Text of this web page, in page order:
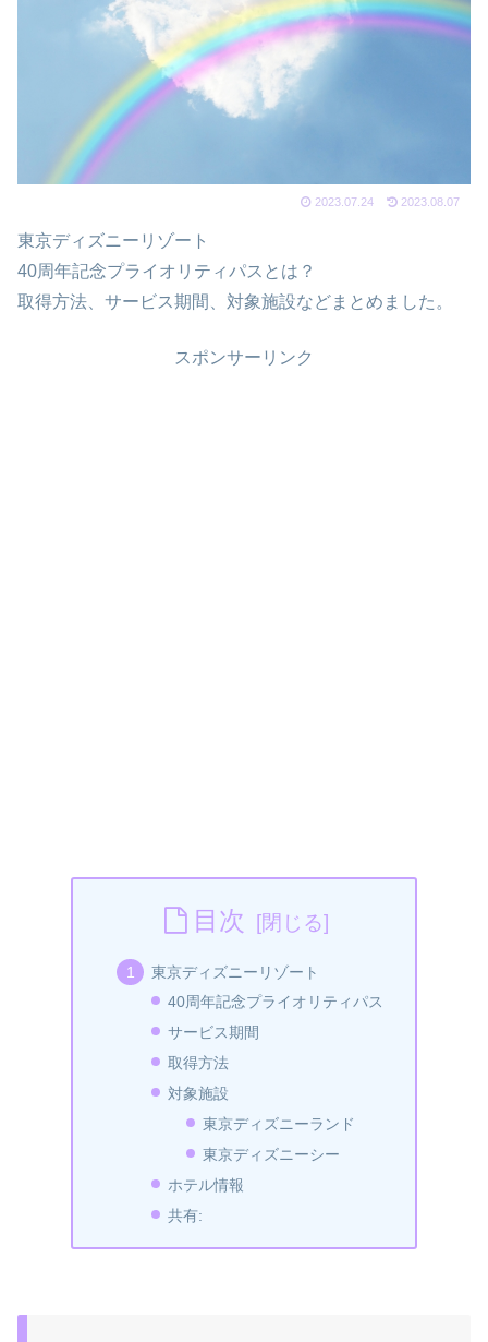
2023.07.24 2023.08.07
東京ディズニーリゾート
40周年記念プライオリティパスとは？
取得方法、サービス期間、対象施設などまとめました。
スポンサーリンク
目次
東京ディズニーリゾート
40周年記念プライオリティパス
サービス期間
取得方法
対象施設
東京ディズニーランド
東京ディズニーシー
ホテル情報
共有: